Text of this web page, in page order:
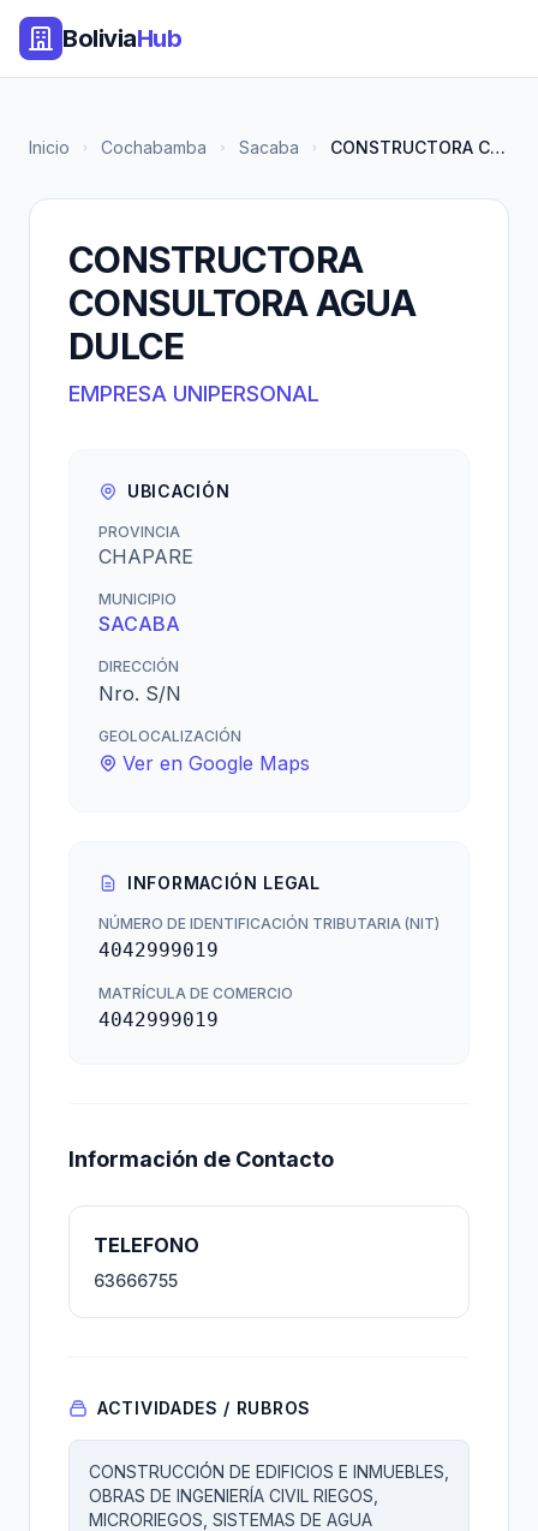
BoliviaHub
Inicio Cochabamba Sacaba CONSTRUCTORA CONSULTORA AGUA D...
CONSTRUCTORA
CONSULTORA AGUA
DULCE
EMPRESA UNIPERSONAL
UBICACIÓN
PROVINCIA
CHAPARE
MUNICIPIO
SACABA
DIRECCIÓN
Nro. S/N
GEOLOCALIZACIÓN
Ver en Google Maps
INFORMACIÓN LEGAL
NÚMERO DE IDENTIFICACIÓN TRIBUTARIA (NIT)
4042999019
MATRÍCULA DE COMERCIO
4042999019
Información de Contacto
TELEFONO
63666755
ACTIVIDADES / RUBROS
CONSTRUCCIÓN DE EDIFICIOS E INMUEBLES,
OBRAS DE INGENIERÍA CIVIL RIEGOS,
MICRORIEGOS, SISTEMAS DE AGUA